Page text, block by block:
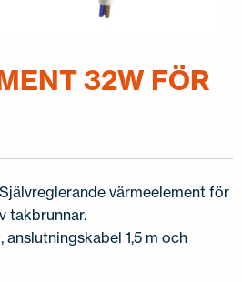
32W FÖR
värmeelement för
takbrunnar.
anslutningskabel 1,5 m och